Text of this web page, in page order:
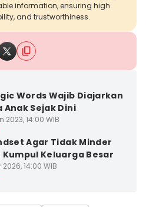
information, ensuring high
and trustworthiness.
Words Wajib Diajarkan
Anak Sejak Dini
2023, 14:00 WIB
Agar Tidak Minder
Kumpul Keluarga Besar
2026, 14:00 WIB